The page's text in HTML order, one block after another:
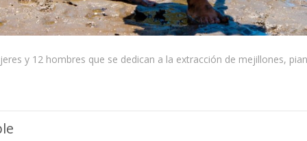
y 12 hombres que se dedican a la extracción de mejillones,